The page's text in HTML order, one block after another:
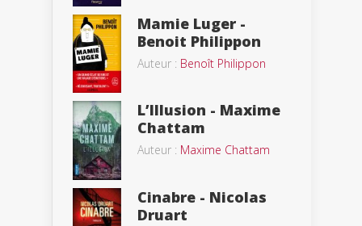
Mamie Luger -
Benoit Philippon
Auteur : Benoît Philippon
L’Illusion - Maxime
Chattam
Auteur : Maxime Chattam
Cinabre - Nicolas
Druart